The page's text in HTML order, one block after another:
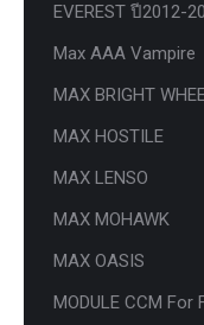
EVEREST ปี2012-
Max AAA Vampire
MAX BRIGHT
MAX HOSTILE
MAX LENSO
MAX MOHAWK
MAX OASIS
MODULE CCM